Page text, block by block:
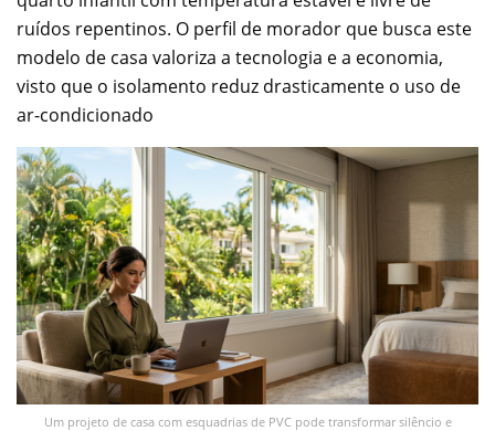
ruídos repentinos. O perfil de morador que busca este
modelo de casa valoriza a tecnologia e a economia,
visto que o isolamento reduz drasticamente o uso de
ar-condicionado
Um projeto de casa com esquadrias de PVC pode transformar silêncio e